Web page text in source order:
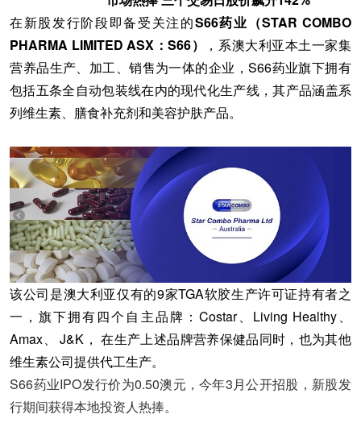
在新股发行阶段即备受关注的S66药业（STAR COMBO
PHARMA LIMITED ASX：S66）
，系澳大利亚本土一家集
营养品生产、加工、销售为一体的企业，S66药业旗下拥有
包括五条全自动包装线在内的现代化生产线，其产品涵盖系
列维生素、膳食补充剂和美容护肤产品。
该公司是澳大利亚仅有的9家TGA软胶生产许可证持有者之
一，旗下拥有四个自主品牌：Costar、Living Healthy、
Amax、 J&K， 在生产上述品牌营养保健品同时，也为其他
维生素公司提供代工生产。
S66药业IPO发行价为0.50澳元，今年3月公开招股，新股发
行期间获得本地投资人热捧。